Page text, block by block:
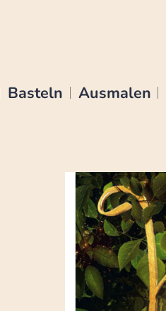
Basteln Ausmalen